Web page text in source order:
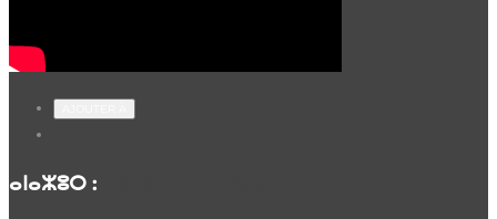
ⴰⵏⴰⵣⵓⵔ :